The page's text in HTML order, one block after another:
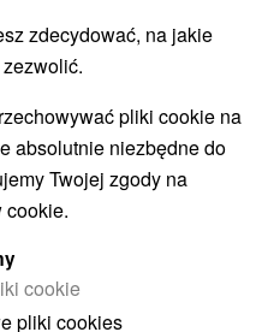
© OpenStreetMap
zdecydować, na jakie
pliki cookie na
absolutnie niezbędne do
Twojej zgody na
cookie.
cookie
pliki cookies